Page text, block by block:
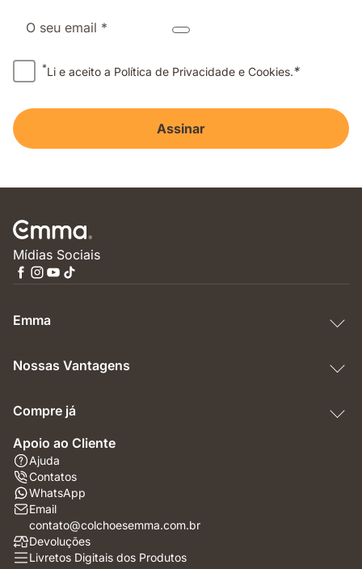
O seu email *
*Li e aceito a Política de Privacidade e Cookies.*
Assinar
Mídias Sociais
Emma
Nossas Vantagens
Compre já
Apoio ao Cliente
Ajuda
Contatos
WhatsApp
Email
contato@colchoesemma.com.br
Devoluções
Livretos Digitais dos Produtos